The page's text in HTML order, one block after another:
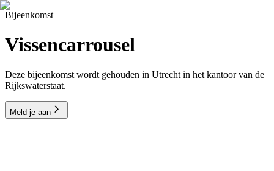
Bijeenkomst
Vissencarrousel
Deze bijeenkomst wordt gehouden in Utrecht in het kantoor van de
Rijkswaterstaat.
Meld je aan